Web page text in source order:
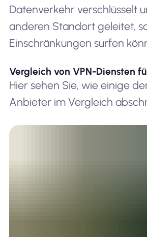
Datenverkehr verschlüsselt
anderen Standort geleitet,
Einschränkungen surfen
Vergleich von VPN-Diensten
Hier sehen Sie, wie einige
Anbieter im Vergleich